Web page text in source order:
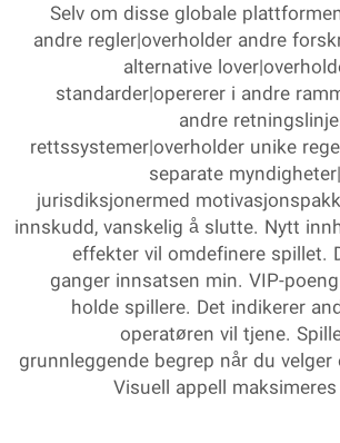
Selv om disse globale
andre regler|overholder andre
alternative
standarder|opererer i andre
andre
rettssystemer|overholder unike
separate
jurisdiksjonermed
innskudd, vanskelig å slutte. Nytt
effekter vil omdefinere spillet.
ganger innsatsen min. VIP-
holde spillere. Det indikerer
operatøren vil tjene.
grunnleggende begrep når du
Visuell appell